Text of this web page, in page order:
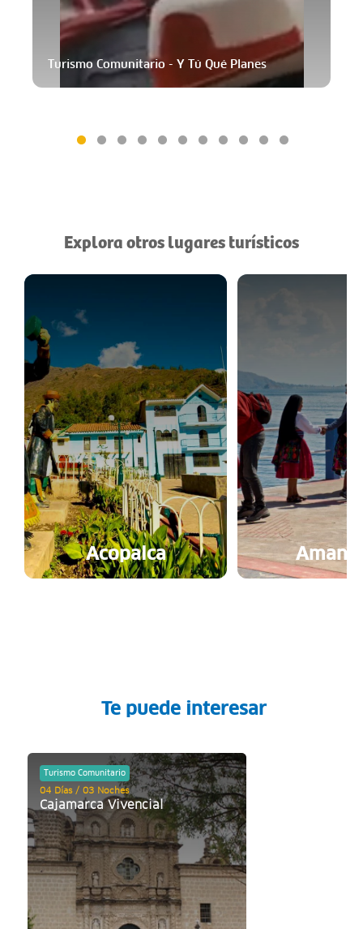
Turismo Comunitario - Y Tú Qué Planes
Explora otros lugares turísticos
Acopalca
Te puede interesar
Turismo Comunitario
04 Días / 03 Noches
Cajamarca Vivencial